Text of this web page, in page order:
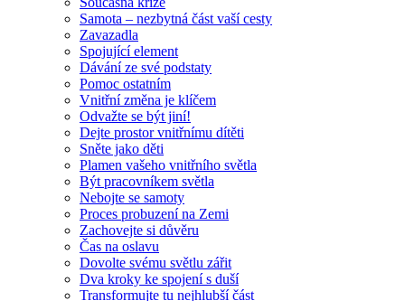
Samota – nezbytná část vaší cesty
Zavazadla
Spojující element
Dávání ze své podstaty
Pomoc ostatním
Vnitřní změna je klíčem
Odvažte se být jiní!
Dejte prostor vnitřnímu dítěti
Sněte jako děti
Plamen vašeho vnitřního světla
Být pracovníkem světla
Nebojte se samoty
Proces probuzení na Zemi
Zachovejte si důvěru
Čas na oslavu
Dovolte svému světlu zářit
Dva kroky ke spojení s duší
Transformujte tu nejhlubší část